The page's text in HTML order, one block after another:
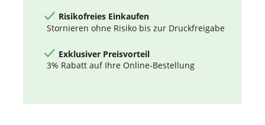
Risikofreies Einkaufen
Stornieren ohne Risiko bis zur Druckfreigabe
Exklusiver Preisvorteil
3% Rabatt auf Ihre Online-Bestellung